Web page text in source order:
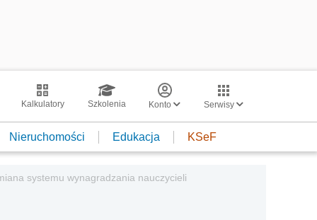
Kalkulatory Szkolenia Konto Serwisy
Nieruchomości Edukacja KSeF
systemu wynagradzania nauczycieli